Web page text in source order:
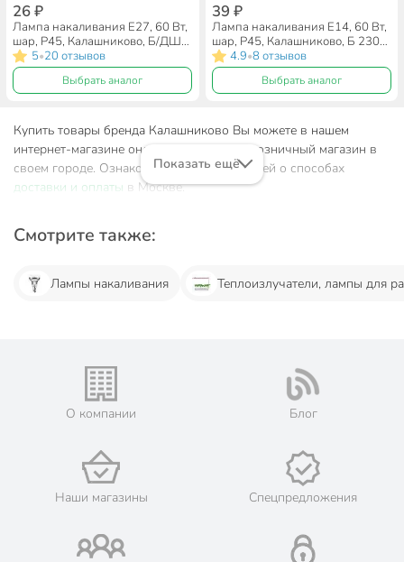
26 ₽
Лампа накаливания E27, 60 Вт,
шар, Р45, Калашниково, Б/ДШ
230-60
5•20 отзывов
Выбрать аналог
39 ₽
Лампа накаливания E14, 60 Вт,
шар, Р45, Калашниково, Б 230-
60 4.9•8 отзывов
Выбрать аналог
Купить товары бренда Калашниково Вы можете в нашем
интернет-магазине онлайн или посетив розничный магазин в
своем городе. Ознакомьтесь с информацией о способах
доставки и оплаты в Москве.
Показать ещё
Смотрите также:
Лампы накаливания Теплоизлучатели, лампы для
О компании Блог
Наши магазины Спецпредложения